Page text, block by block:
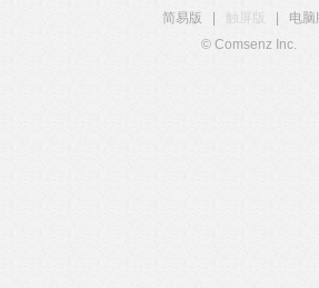
简易版
触屏版 电脑
© Comsenz Inc.